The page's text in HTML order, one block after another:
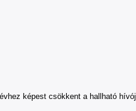
képest csökkent a hallható